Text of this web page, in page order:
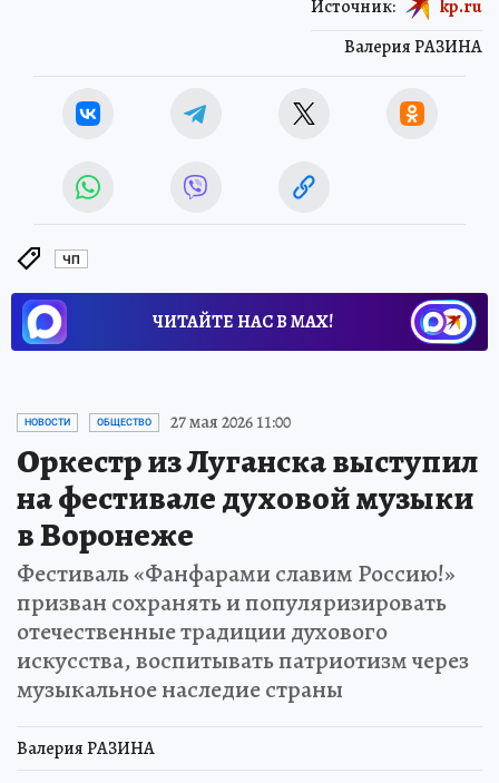
Валерия РАЗИНА
Источник: kp.ru
ЧП
ЧИТАЙТЕ НАС В МАХ!
НОВОСТИ ОБЩЕСТВО 27 мая 2026 11:00
Оркестр из Луганска выступил
на фестивале духовой музыки
в Воронеже
Фестиваль «Фанфарами славим Россию!»
призван сохранять и популяризировать
отечественные традиции духового
искусства, воспитывать патриотизм через
музыкальное наследие страны
Валерия РАЗИНА